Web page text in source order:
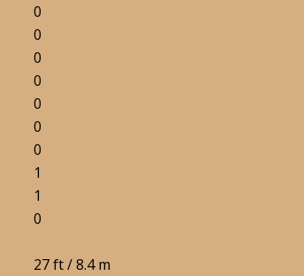
0
0
0
0
0
0
0
1
1
0
27 ft / 8.4 m